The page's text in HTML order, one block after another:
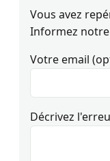
Vous avez
Informez
Votre email
Décrivez